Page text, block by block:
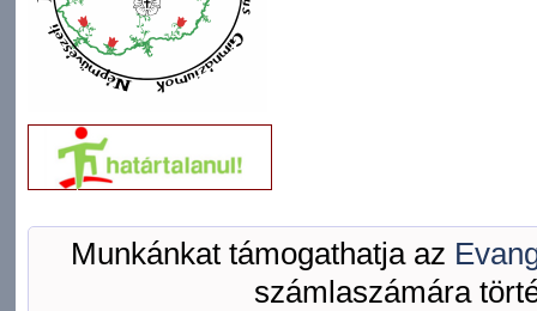
Munkánkat támogathatja az
számlaszámára